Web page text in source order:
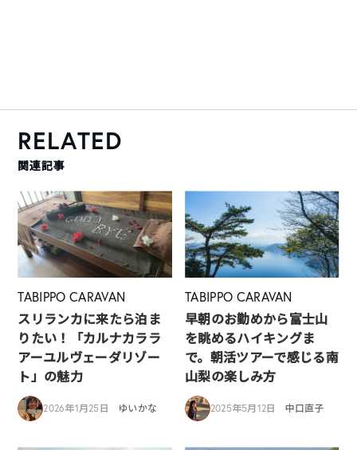
RELATED
関連記事
TABIPPO CARAVAN
スリランカに来たら泊ま
りたい！「カルナカララ
アーユルヴェーダリゾー
ト」の魅力
2026年1月25日 ゆいかな
TABIPPO CARAVAN
早朝のお勤めから富士山
を眺めるハイキングま
で。朝活ツアーで感じる南
山梨の楽しみ方
2025年5月12日 中口直子